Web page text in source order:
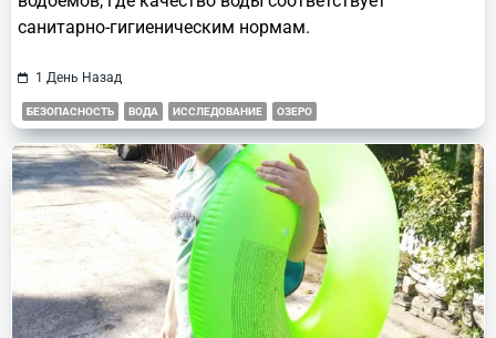
санитарно-гигиеническим нормам.
1 День Назад
БЕЗОПАСНОСТЬ ВОДА ИССЛЕДОВАНИЕ ОЗЕРО